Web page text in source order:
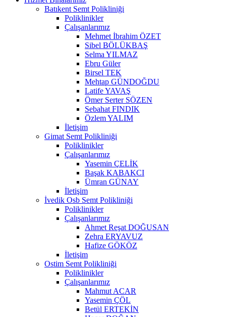
Batıkent Semt Polikliniği
Poliklinikler
Çalışanlarımız
Mehmet İbrahim ÖZET
Sibel BÖLÜKBAŞ
Selma YILMAZ
Ebru Güler
Birsel TEK
Mehtap GÜNDOĞDU
Latife YAVAŞ
Ömer Serter SÖZEN
Sebahat FINDIK
Özlem YALIM
İletişim
Gimat Semt Polikliniği
Poliklinikler
Çalışanlarımız
Yasemin ÇELİK
Başak KABAKCI
Ümran GÜNAY
İletişim
İvedik Osb Semt Polikliniği
Poliklinikler
Çalışanlarımız
Ahmet Reşat DOĞUSAN
Zehra ERYAVUZ
Hafize GÖKÖZ
İletişim
Ostim Semt Polikliniği
Poliklinikler
Çalışanlarımız
Mahmut ACAR
Yasemin ÇÖL
Betül ERTEKİN